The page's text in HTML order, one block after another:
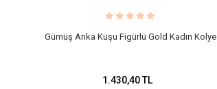
Gümüş Anka Kuşu Figürlü Gold Kadın Kolye
1.430,40 TL